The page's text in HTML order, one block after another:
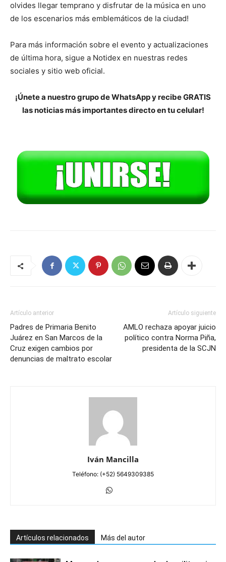
olvides llegar temprano y disfrutar de la música en uno
de los escenarios más emblemáticos de la ciudad!
Para más información sobre el evento y actualizaciones
de última hora, sigue a Notidex en nuestras redes
sociales y sitio web oficial.
¡Únete a nuestro grupo de WhatsApp y recibe GRATIS
las noticias más importantes directo en tu celular!
Artículo anterior
Padres de Primaria Benito
Juárez en San Marcos de la
Cruz exigen cambios por
denuncias de maltrato escolar
Artículo siguiente
AMLO rechaza apoyar juicio
político contra Norma Piña,
presidenta de la SCJN
Iván Mancilla
Teléfono: (+52) 5649309385
Artículos relacionados Más del autor